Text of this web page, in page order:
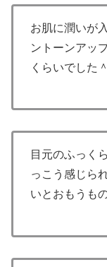
お肌に潤いが
ントーンアッ
くらいでした
目元のふっく
っこう感じら
いとおもうも